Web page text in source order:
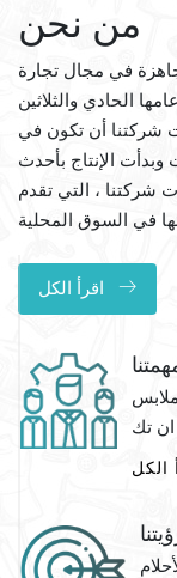
من نحن
في مجال تجارة
بعد أن أكملت عامها الحادي والثلاثين
الجاهزة عام 1996 ، قررت شركتنا أن تكون في
وبدأت الإنتاج بأحدث
اليوم. حتى عام 1999 ، بدأت شركتنا ، التي تقدم
الكل